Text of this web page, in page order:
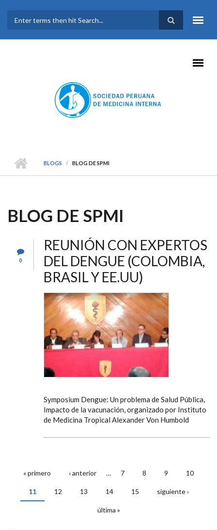
FORMULARIO DE
BÚSQUEDA
BLOGS BLOG DE SPMI
BLOG DE SPMI
0
REUNIÓN CON EXPERTOS
DEL DENGUE (COLOMBIA,
BRASIL Y EE.UU)
Symposium Dengue: Un problema de Salud Pública,
Impacto de la vacunación, organizado por Instituto
de Medicina Tropical Alexander Von Humbold
PÁGINAS
« primero ‹ anterior … 7 8 9 10
11 12 13 14 15 siguiente ›
última »